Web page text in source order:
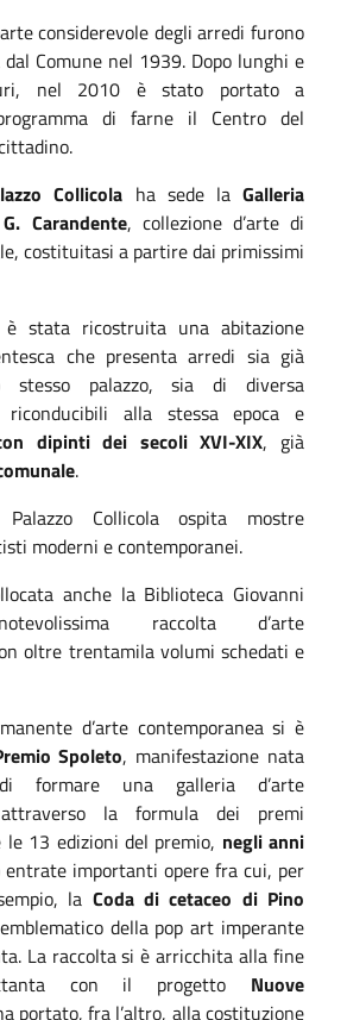
considerevole degli arredi furono
Comune nel 1939. Dopo lunghi e
nel 2010 è stato portato a
di farne il Centro del
Collicola ha sede laGalleria
Carandente, collezione d’arte di
costituitasi a partire dai primissimi
è stata ricostruita una abitazione
che presenta arredi sia già
stesso palazzo, sia di diversa
riconducibili alla stessa epoca e
dipinti dei secoli XVI-XIX, già
.
Palazzo Collicola ospita mostre
moderni e contemporanei.
anche la Biblioteca Giovanni
raccolta d’arte
oltre trentamila volumi schedati e
d’arte contemporanea si è
Spoleto, manifestazione nata
formare una galleria d’arte
attraverso la formula dei premi
13 edizioni del premio, negli anni
entrate importanti opere fra cui, per
la Coda di cetaceo di Pino
della pop art imperante
La raccolta si è arricchita alla fine
con il progetto Nuove
portato, fra l’altro, alla costituzione